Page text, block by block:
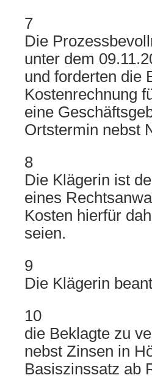
7
Die
unter dem
und forderten die
Kostenrechnung
eine
Ortstermin nebst
8
Die Klägerin ist
eines
Kosten hierfür
seien.
9
Die Klägerin
10
die Beklagte zu
nebst Zinsen in
Basiszinssatz ab